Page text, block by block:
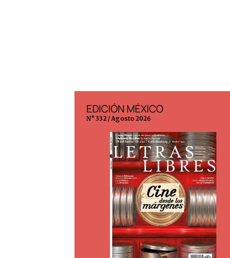
EDICIÓN MÉXICO
N° 332 / Agosto 2026